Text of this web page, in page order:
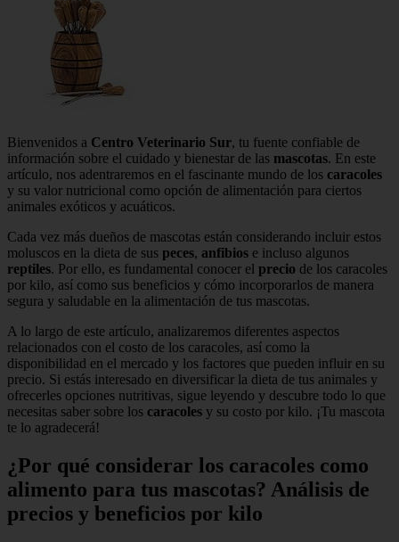
Bienvenidos a Centro Veterinario Sur, tu fuente confiable de
información sobre el cuidado y bienestar de las mascotas. En este
artículo, nos adentraremos en el fascinante mundo de los caracoles
y su valor nutricional como opción de alimentación para ciertos
animales exóticos y acuáticos.
Cada vez más dueños de mascotas están considerando incluir estos
moluscos en la dieta de sus peces, anfibios e incluso algunos
reptiles. Por ello, es fundamental conocer el precio de los caracoles
por kilo, así como sus beneficios y cómo incorporarlos de manera
segura y saludable en la alimentación de tus mascotas.
A lo largo de este artículo, analizaremos diferentes aspectos
relacionados con el costo de los caracoles, así como la
disponibilidad en el mercado y los factores que pueden influir en su
precio. Si estás interesado en diversificar la dieta de tus animales y
ofrecerles opciones nutritivas, sigue leyendo y descubre todo lo que
necesitas saber sobre los caracoles y su costo por kilo. ¡Tu mascota
te lo agradecerá!
¿Por qué considerar los caracoles como
alimento para tus mascotas? Análisis de
precios y beneficios por kilo